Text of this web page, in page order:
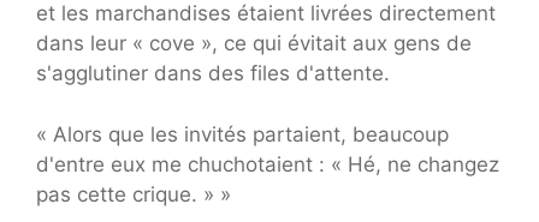
et les marchandises étaient livrées directement
dans leur « cove », ce qui évitait aux gens de
s'agglutiner dans des files d'attente.
« Alors que les invités partaient, beaucoup
d'entre eux me chuchotaient : « Hé, ne changez
pas cette crique. » »